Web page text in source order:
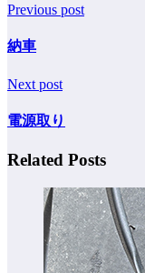
Previous post
納車
Next post
電源取り
Related Posts